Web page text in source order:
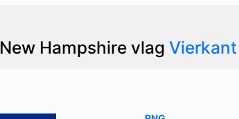
New Hampshire vlag Vierkant